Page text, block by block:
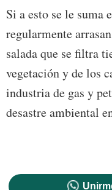
Si a esto se le suma
regularmente
salada que se filtra
vegetación y de los
industria de gas y
desastre ambiental